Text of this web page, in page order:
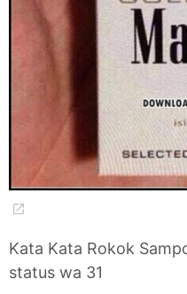
Kata Kata Rokok
status wa 31